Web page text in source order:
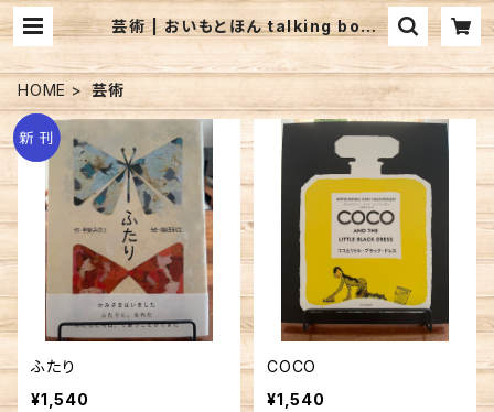
芸術 | おいもとほん talking book
（トーキング ブック）
HOME 芸術
ふたり
¥1,540
COCO
¥1,540